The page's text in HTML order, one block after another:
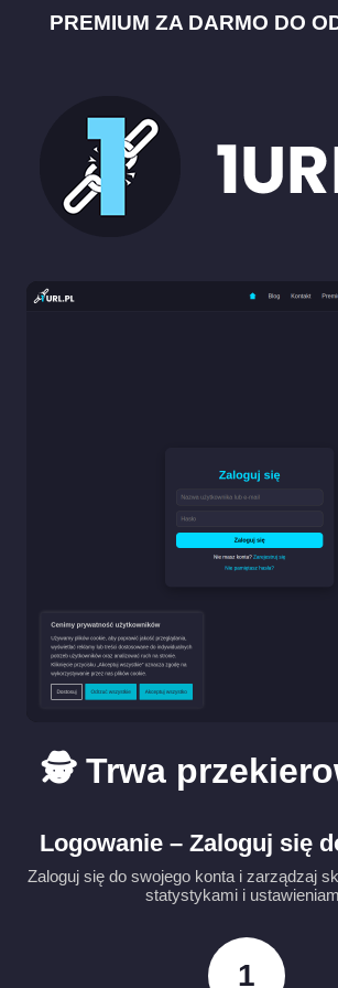
PREMIUM ZA DARMO DO
🕵️ Trwa
Logowanie – Zaloguj się
Zaloguj się do swojego konta i zarządzaj
statystykami i
1